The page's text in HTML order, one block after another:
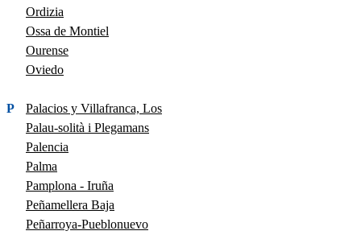
Ordizia
Ossa de Montiel
Ourense
Oviedo
P
Palacios y Villafranca, Los
Palau-solità i Plegamans
Palencia
Palma
Pamplona - Iruña
Peñamellera Baja
Peñarroya-Pueblonuevo